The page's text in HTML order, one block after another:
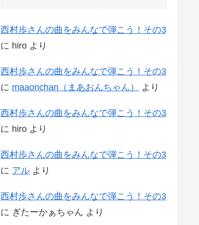
西村歩さんの曲をみんなで弾こう！その3
に hiro より
西村歩さんの曲をみんなで弾こう！その3
に maaonchan（まあおんちゃん） より
西村歩さんの曲をみんなで弾こう！その3
に hiro より
西村歩さんの曲をみんなで弾こう！その3
に アル より
西村歩さんの曲をみんなで弾こう！その3
に ぎたーかぁちゃん より